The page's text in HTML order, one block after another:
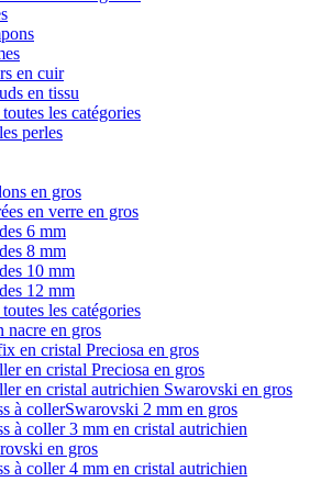
en cuir
en tissu
les catégories
perles
en gros
en verre en gros
6 mm
8 mm
10 mm
12 mm
les catégories
nacre en gros
en cristal Preciosa en gros
en cristal Preciosa en gros
en cristal autrichien Swarovski en gros
à collerSwarovski 2 mm en gros
à coller 3 mm en cristal autrichien
en gros
à coller 4 mm en cristal autrichien